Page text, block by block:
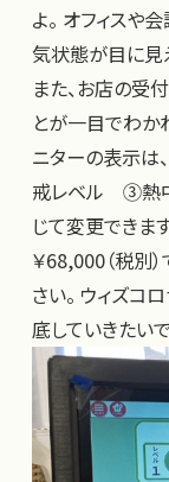
よ。 オフィスや
気状態が目に見
また、お店の受
とが一目でわか
ニターの表示
戒レベル ③熱
じて変更できま
￥68,000（税別
さい。 ウィズコ
底していきたい